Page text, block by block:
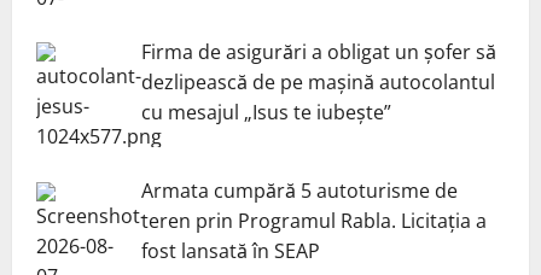
Firma de asigurări a obligat un șofer să
dezlipească de pe mașină autocolantul
cu mesajul „Isus te iubește”
Armata cumpără 5 autoturisme de
teren prin Programul Rabla. Licitația a
fost lansată în SEAP